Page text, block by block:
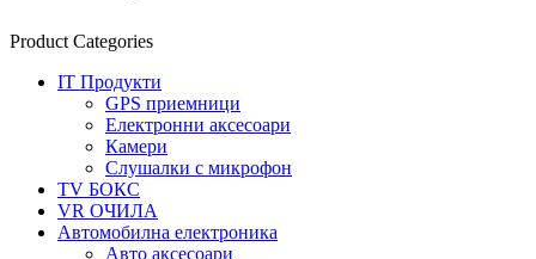
Product Categories
IT Продукти
GPS приемници
Електронни аксесоари
Камери
Слушалки с микрофон
TV БОКС
VR ОЧИЛА
Автомобилна електроника
Авто аксесоари